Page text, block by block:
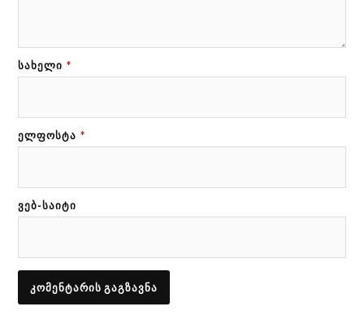
ᲡᲐᲮᲔᲚᲘ *
ᲔᲚᲤᲝᲡᲢᲐ *
ᲕᲔᲑ-ᲡᲐᲘᲢᲘ